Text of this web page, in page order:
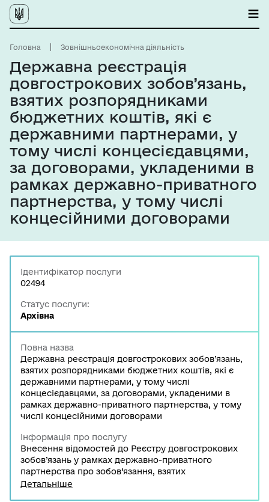
Головна Зовнішньоекономічна діяльність
Державна реєстрація
довгострокових зобов’язань,
взятих розпорядниками
бюджетних коштів, які є
державними партнерами, у
тому числі концесієдавцями,
за договорами, укладеними в
рамках державно-приватного
партнерства, у тому числі
концесійними договорами
Ідентифікатор послуги
02494
Статус послуги:
Архівна
Повна назва
Державна реєстрація довгострокових зобов’язань,
взятих розпорядниками бюджетних коштів, які є
державними партнерами, у тому числі
концесієдавцями, за договорами, укладеними в
рамках державно-приватного партнерства, у тому
числі концесійними договорами
Інформація про послугу
Внесення відомостей до Реєстру довгострокових
зобов’язань у рамках державно-приватного
партнерства про зобов’язання, взятих
розпорядниками бюджетних коштів, які є
Детальніше